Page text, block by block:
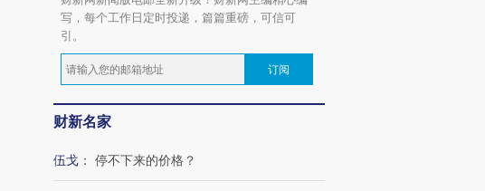
写，每个工作日定时投递，篇篇重磅，可信可
引。
订阅
财新名家
伍戈 ： 停不下来的价格？